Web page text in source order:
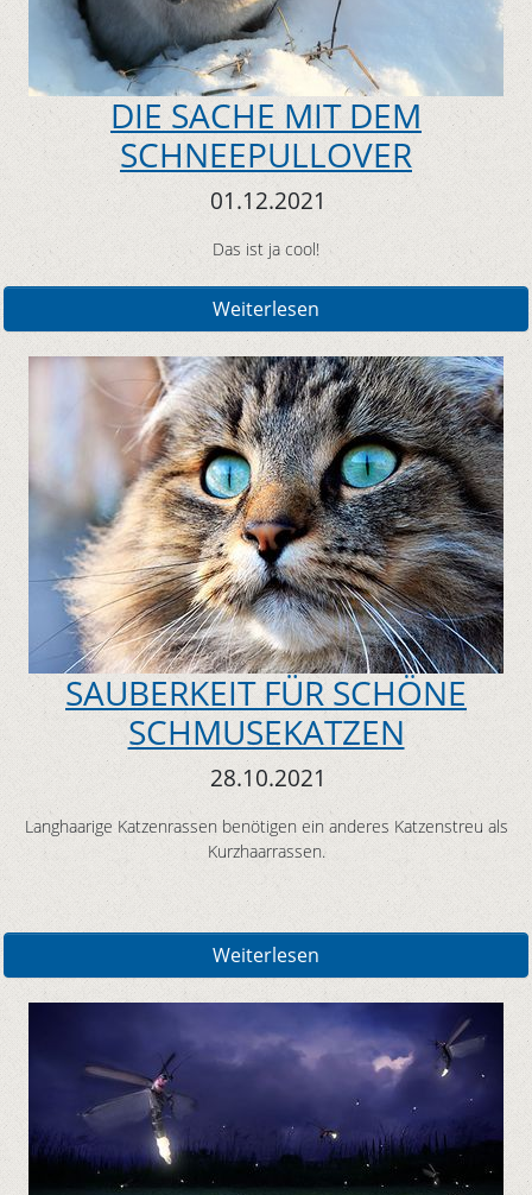
DIE SACHE MIT DEM
SCHNEEPULLOVER
01.12.2021
Das ist ja cool!
Weiterlesen
SAUBERKEIT FÜR SCHÖNE
SCHMUSEKATZEN
28.10.2021
Langhaarige Katzenrassen benötigen ein anderes Katzenstreu als
Kurzhaarrassen.
Weiterlesen